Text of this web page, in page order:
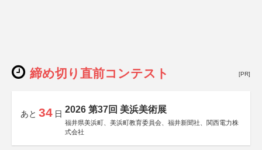
締め切り直前コンテスト [PR]
あと 34 日 2026 第37回 美浜美術展
福井県美浜町、美浜町教育委員会、福井新聞社、関西電力株
式会社